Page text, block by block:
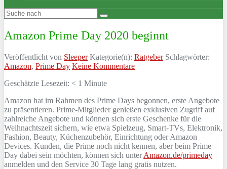
Amazon Prime Day 2020 beginnt
Veröffentlicht von Sleeper Kategorie(n): RatgeberSchlagwörter:
Amazon, Prime Day Keine Kommentare
Geschätzte Lesezeit: < 1 Minute
Amazon hat im Rahmen des Prime Days begonnen, erste Angebote
zu präsentieren. Prime-Mitglieder genießen exklusiven Zugriff auf
zahlreiche Angebote und können sich erste Geschenke für die
Weihnachtszeit sichern, wie etwa Spielzeug, Smart-TVs, Elektronik,
Fashion, Beauty, Küchenzubehör, Einrichtung oder Amazon
Devices. Kunden, die Prime noch nicht kennen, aber beim Prime
Day dabei sein möchten, können sich unterAmazon.de/primeday
anmelden und den Service 30 Tage lang gratis nutzen.